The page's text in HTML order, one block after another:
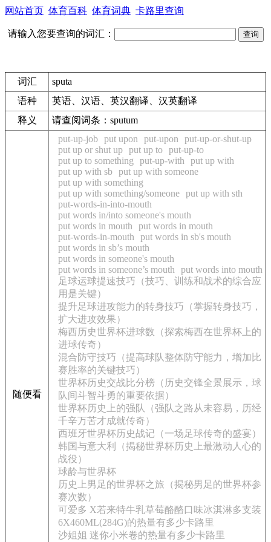
网站首页 体育百科 体育词典 卡路里查询
请输入您要查询的词汇：
词汇
sputa
语种
英语、汉语、英汉翻译、汉英翻译
释义
请查阅词条：sputum
随便看
put-up-job put upon put-upon
put-up-or-shut-up
put up or shut up put up to put-up-to
put up to something
put-up-with
put up with
put up with sb put up with someone
put up with something
put up with something/someone put up with sth
put-words-in-into-mouth
put words in/into someone's mouth
put words in mouth
put words in mouth
put-words-in-mouth
put words in sb's mouth
put words in sb’s mouth
put words in someone's mouth
put words in someone’s mouth
put words into mouth
足球运球提速技巧（技巧、训练和战术的综合应
用是关键）
提升足球进攻能力的转身技巧（掌握转身技巧，
扩大进攻效果）
梅西历史世界杯进球数（探索梅西在世界杯上的
进球传奇）
混合防守技巧（提高球队整体防守能力，增加比
赛胜率的关键技巧）
世界杯历史交战比分榜（历史交锋全景展示，球
队间斗智斗勇的重要依据）
世界杯历史上的强队（强队之路从未容易，历经
千辛万苦才成就传奇）
西班牙世界杯历史战记（一场足球传奇的盛宴）
韩国与意大利（揭秘世界杯历史上最激动人心的
战役）
球龄与世界杯
历史上男足的世界杯之旅（揭秘男足的世界杯参
赛次数）
可爱多 X若来特牛乳草莓酪酪口味冰淇淋多支装
6X460ML(284G)的热量有多少卡路里
沙姐姐 迷你小米卷的热量有多少卡路里